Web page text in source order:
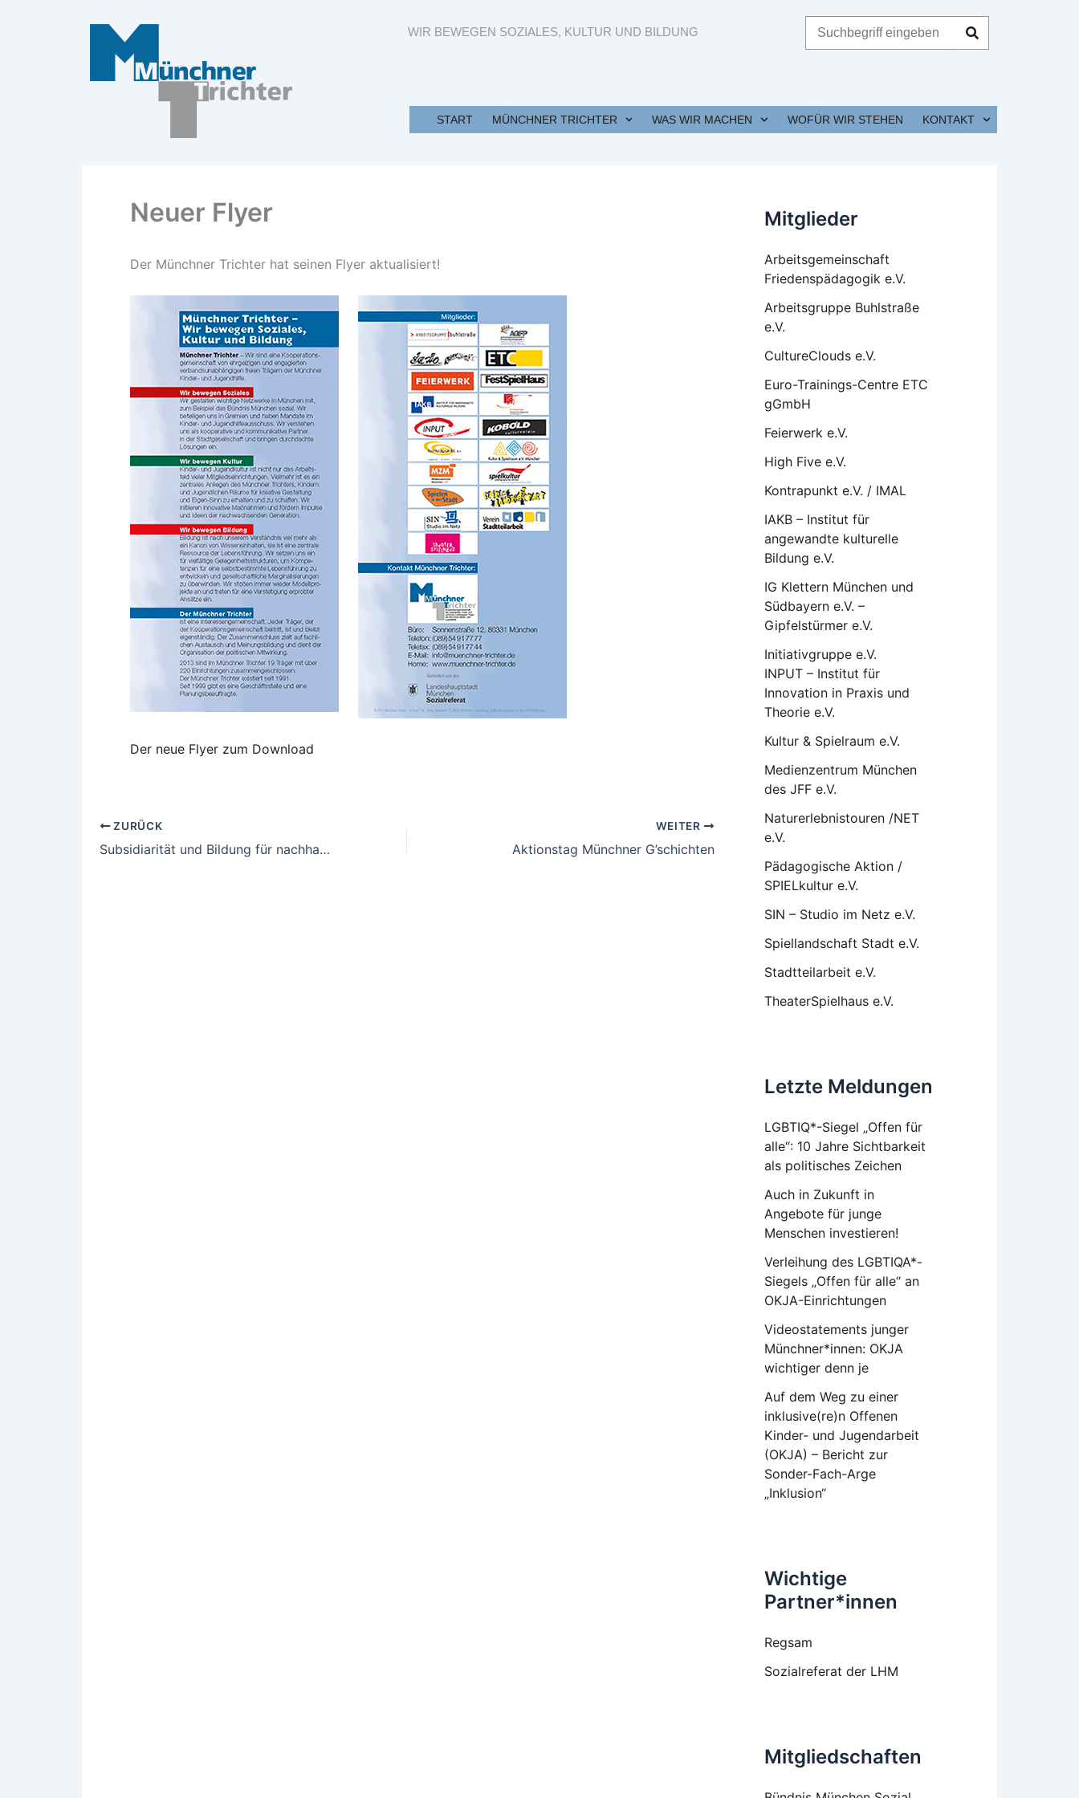
WIR BEWEGEN SOZIALES, KULTUR UND BILDUNG
START MÜNCHNER TRICHTER WAS WIR MACHEN WOFÜR WIR STEHEN KONTAKT
Neuer Flyer
Der Münchner Trichter hat seinen Flyer aktualisiert!
Der neue Flyer zum Download
ZURÜCK
Subsidiarität und Bildung für nachhaltige Entwicklung
WEITER
Aktionstag Münchner G’schichten
Mitglieder
Arbeitsgemeinschaft
Friedenspädagogik e.V.
Arbeitsgruppe Buhlstraße
e.V.
CultureClouds e.V.
Euro-Trainings-Centre ETC
gGmbH
Feierwerk e.V.
High Five e.V.
Kontrapunkt e.V. / IMAL
IAKB – Institut für
angewandte kulturelle
Bildung e.V.
IG Klettern München und
Südbayern e.V. –
Gipfelstürmer e.V.
Initiativgruppe e.V.
INPUT – Institut für
Innovation in Praxis und
Theorie e.V.
Kultur & Spielraum e.V.
Medienzentrum München
des JFF e.V.
Naturerlebnistouren /NET
e.V.
Pädagogische Aktion /
SPIELkultur e.V.
SIN – Studio im Netz e.V.
Spiellandschaft Stadt e.V.
Stadtteilarbeit e.V.
TheaterSpielhaus e.V.
Letzte Meldungen
LGBTIQ*-Siegel „Offen für
alle“: 10 Jahre Sichtbarkeit
als politisches Zeichen
Auch in Zukunft in
Angebote für junge
Menschen investieren!
Verleihung des LGBTIQA*-
Siegels „Offen für alle“ an
OKJA-Einrichtungen
Videostatements junger
Münchner*innen: OKJA
wichtiger denn je
Auf dem Weg zu einer
inklusive(re)n Offenen
Kinder- und Jugendarbeit
(OKJA) – Bericht zur
Sonder-Fach-Arge
„Inklusion“
Wichtige
Partner*innen
Regsam
Sozialreferat der LHM
Mitgliedschaften